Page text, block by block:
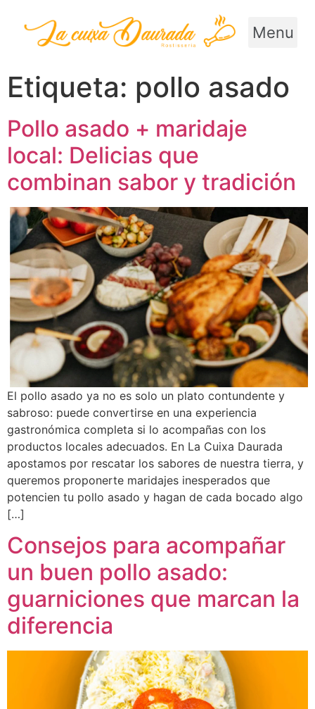
Menu
Etiqueta: pollo asado
Pollo asado + maridaje
local: Delicias que
combinan sabor y tradición
El pollo asado ya no es solo un plato contundente y
sabroso: puede convertirse en una experiencia
gastronómica completa si lo acompañas con los
productos locales adecuados. En La Cuixa Daurada
apostamos por rescatar los sabores de nuestra tierra, y
queremos proponerte maridajes inesperados que
potencien tu pollo asado y hagan de cada bocado algo
[…]
Consejos para acompañar
un buen pollo asado:
guarniciones que marcan la
diferencia